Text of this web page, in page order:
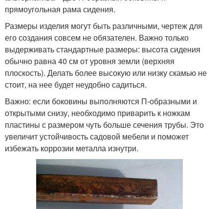
прямоугольная рама сидения.
Размеры изделия могут быть различными, чертеж для
его создания совсем не обязателен. Важно только
выдерживать стандартные размеры: высота сидения
обычно равна 40 см от уровня земли (верхняя
плоскость). Делать более высокую или низку скамью не
стоит, на нее будет неудобно садиться.
Важно: если боковины выполняются П-образными и
открытыми снизу, необходимо приварить к ножкам
пластины с размером чуть больше сечения трубы. Это
увеличит устойчивость садовой мебели и поможет
избежать коррозии металла изнутри.